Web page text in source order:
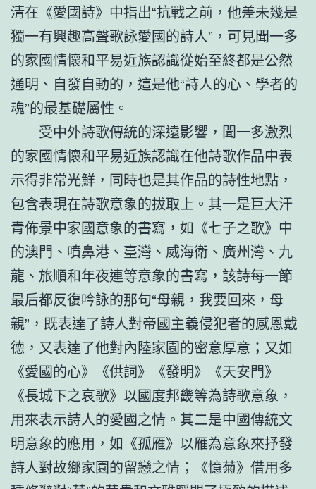
清在《愛國詩》中指出“抗戰之前，他差未幾是
獨一有興趣高聲歌詠愛國的詩人”，可見聞一多
的家國情懷和平易近族認識從始至終都是公然
通明、自發自動的，這是他“詩人的心、學者的
魂”的最基礎屬性。
受中外詩歌傳統的深遠影響，聞一多激烈
的家國情懷和平易近族認識在他詩歌作品中表
示得非常光鮮，同時也是其作品的詩性地點，
包含表現在詩歌意象的拔取上。其一是巨大汗
青佈景中家國意象的書寫，如《七子之歌》中
的澳門、噴鼻港、臺灣、威海衛、廣州灣、九
龍、旅順和年夜連等意象的書寫，該詩每一節
最后都反復吟詠的那句“母親，我要回來，母
親”，既表達了詩人對帝國主義侵犯者的感恩戴
德，又表達了他對內陸家園的密意厚意；又如
《愛國的心》《供詞》《發明》《天安門》
《長城下之哀歌》以國度邦畿等為詩歌意象，
用來表示詩人的愛國之情。其二是中國傳統文
明意象的應用，如《孤雁》以雁為意象來抒發
詩人對故鄉家園的留戀之情；《憶菊》借用多